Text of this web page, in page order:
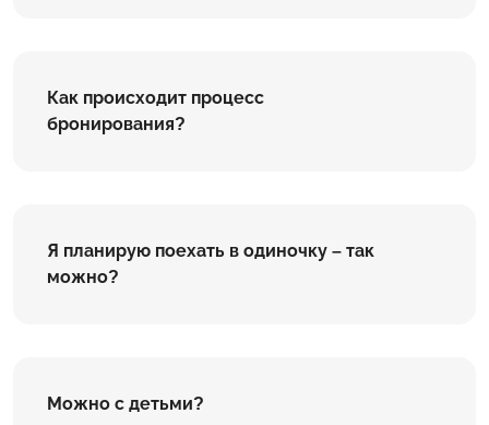
Как происходит процесс
бронирования?
Я планирую поехать в одиночку – так
можно?
Можно с детьми?